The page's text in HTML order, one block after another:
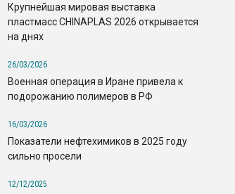
Крупнейшая мировая выставка
пластмасс CHINAPLAS 2026 открывается
на днях
26/03/2026
Военная операция в Иране привела к
подорожанию полимеров в РФ
16/03/2026
Показатели нефтехимиков в 2025 году
сильно просели
12/12/2025